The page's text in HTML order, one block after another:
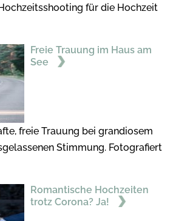
für die Hochzeit
Freie Trauung im Haus am
See
freie Trauung bei grandiosem
Stimmung. Fotografiert
Romantische Hochzeiten
trotz Corona? Ja!